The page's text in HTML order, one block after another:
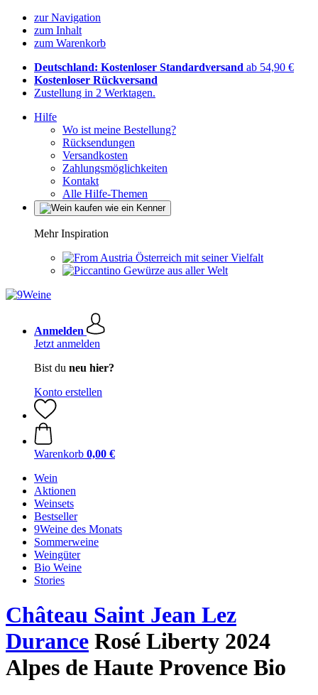
zur Navigation
zum Inhalt
zum Warenkorb
Deutschland: Kostenloser Standardversand ab 54,90 €
Kostenloser Rückversand
Zustellung in 2 Werktagen.
Hilfe
Wo ist meine Bestellung?
Rücksendungen
Versandkosten
Zahlungsmöglichkeiten
Kontakt
Alle Hilfe-Themen
Mehr Inspiration
Österreich mit seiner Vielfalt
Gewürze aus aller Welt
Anmelden
Jetzt anmelden
Bist du neu hier?
Konto erstellen
Warenkorb 0,00 €
Wein
Aktionen
Weinsets
Bestseller
9Weine des Monats
Sommerweine
Weingüter
Bio Weine
Stories
Château Saint Jean Lez
Durance Rosé Liberty 2024
Alpes de Haute Provence Bio